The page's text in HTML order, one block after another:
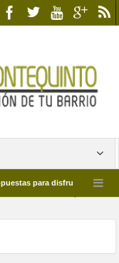
disfrutar del deporte este